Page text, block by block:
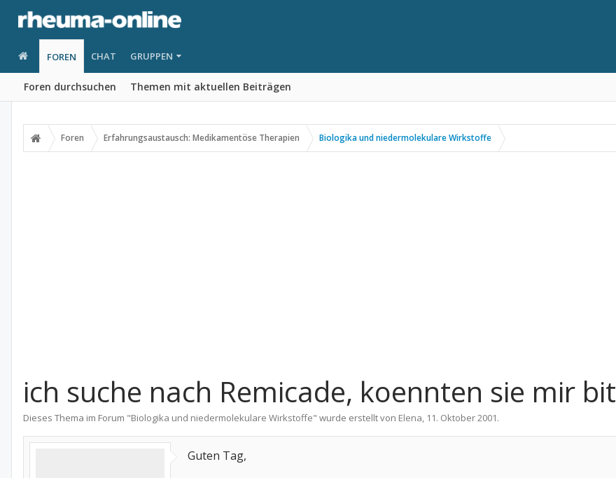
FOREN
Foren durchsuchen Themen mit aktuellen Beiträgen
CHAT GRUPPEN
Foren Erfahrungsaustausch: Medikamentöse Therapien Biologika und niedermolekulare Wirkstoffe
ich suche nach Remicade, koennten sie mir
Dieses Thema im Forum "Biologika und niedermolekulare Wirkstoffe" wurde erstellt von Elena, 11. Oktober 2001.
Guten Tag,